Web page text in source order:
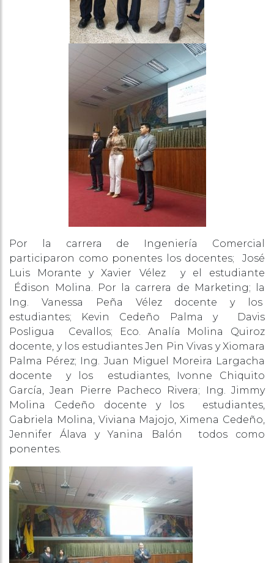
Por la carrera de Ingeniería Comercial
participaron como ponentes los docentes; José
Luis Morante y Xavier Vélez y el estudiante
Édison Molina. Por la carrera de Marketing; la
Ing. Vanessa Peña Vélez docente y los
estudiantes; Kevin Cedeño Palma y Davis
Posligua Cevallos; Eco. Analía Molina Quiroz
docente, y los estudiantes Jen Pin Vivas y Xiomara
Palma Pérez; Ing. Juan Miguel Moreira Largacha
docente y los estudiantes, Ivonne Chiquito
García, Jean Pierre Pacheco Rivera; Ing. Jimmy
Molina Cedeño docente y los estudiantes,
Gabriela Molina, Viviana Majojo, Ximena Cedeño,
Jennifer Álava y Yanina Balón todos como
ponentes.